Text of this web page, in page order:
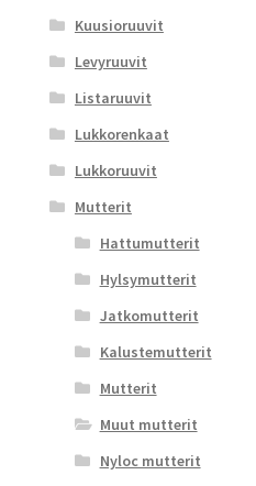
Kuusioruuvit
Levyruuvit
Listaruuvit
Lukkorenkaat
Lukkoruuvit
Mutterit
Hattumutterit
Hylsymutterit
Jatkomutterit
Kalustemutterit
Mutterit
Muut mutterit
Nyloc mutterit